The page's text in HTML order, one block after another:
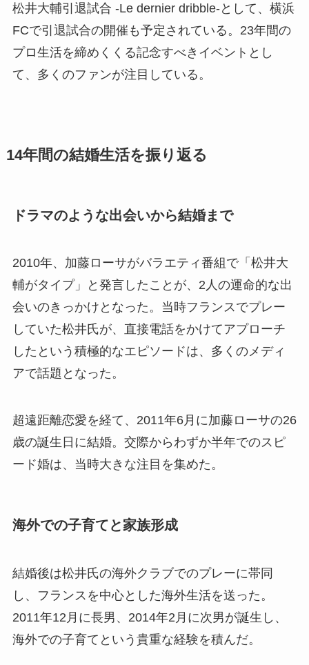
松井大輔引退試合 -Le dernier dribble-として、横浜
FCで引退試合の開催も予定されている。23年間の
プロ生活を締めくくる記念すべきイベントとし
て、多くのファンが注目している。
14年間の結婚生活を振り返る
ドラマのような出会いから結婚まで
2010年、加藤ローサがバラエティ番組で「松井大
輔がタイプ」と発言したことが、2人の運命的な出
会いのきっかけとなった。当時フランスでプレー
していた松井氏が、直接電話をかけてアプローチ
したという積極的なエピソードは、多くのメディ
アで話題となった。
超遠距離恋愛を経て、2011年6月に加藤ローサの26
歳の誕生日に結婚。交際からわずか半年でのスピ
ード婚は、当時大きな注目を集めた。
海外での子育てと家族形成
結婚後は松井氏の海外クラブでのプレーに帯同
し、フランスを中心とした海外生活を送った。
2011年12月に長男、2014年2月に次男が誕生し、
海外での子育てという貴重な経験を積んだ。